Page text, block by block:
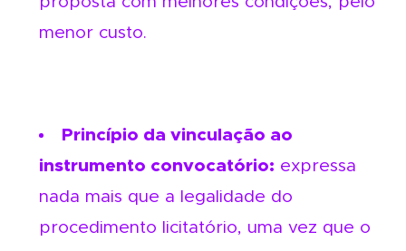
menor custo.
Princípio da vinculação ao
instrumento convocatório: expressa
nada mais que a legalidade do
procedimento licitatório, uma vez que o